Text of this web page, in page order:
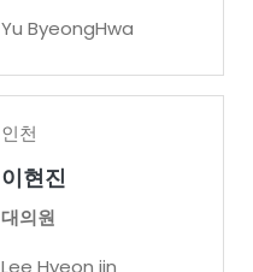
Yu ByeongHwa
인천
이현진
대의원
Lee Hyeon jin